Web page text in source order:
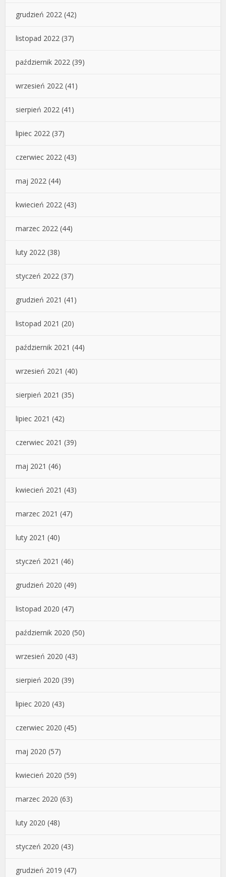
grudzień 2022 (42)
listopad 2022 (37)
październik 2022 (39)
wrzesień 2022 (41)
sierpień 2022 (41)
lipiec 2022 (37)
czerwiec 2022 (43)
maj 2022 (44)
kwiecień 2022 (43)
marzec 2022 (44)
luty 2022 (38)
styczeń 2022 (37)
grudzień 2021 (41)
listopad 2021 (20)
październik 2021 (44)
wrzesień 2021 (40)
sierpień 2021 (35)
lipiec 2021 (42)
czerwiec 2021 (39)
maj 2021 (46)
kwiecień 2021 (43)
marzec 2021 (47)
luty 2021 (40)
styczeń 2021 (46)
grudzień 2020 (49)
listopad 2020 (47)
październik 2020 (50)
wrzesień 2020 (43)
sierpień 2020 (39)
lipiec 2020 (43)
czerwiec 2020 (45)
maj 2020 (57)
kwiecień 2020 (59)
marzec 2020 (63)
luty 2020 (48)
styczeń 2020 (43)
grudzień 2019 (47)